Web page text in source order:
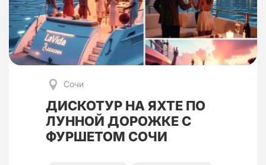
Сочи
ДИСКОТУР НА ЯХТЕ ПО
ЛУННОЙ ДОРОЖКЕ С
ФУРШЕТОМ СОЧИ